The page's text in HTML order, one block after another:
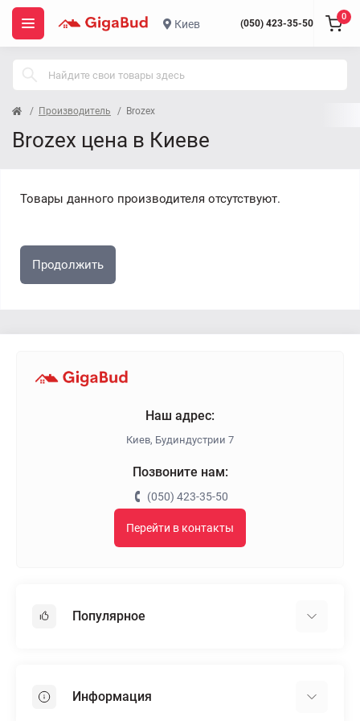
Киев (050) 423-35-50
0
Производитель Brozex
Brozex цена в Киеве
Товары данного производителя отсутствуют.
Продолжить
Наш адрес:
Киев, Будиндустрии 7
Позвоните нам:
(050) 423-35-50
Перейти в контакты
Популярное
Пенопласт
Информация